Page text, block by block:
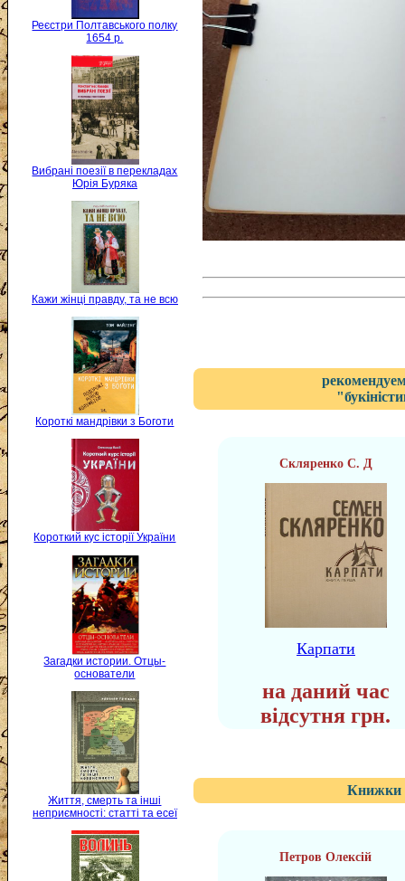
Реєстри Полтавського полку
1654 р.
Вибрані поезії в перекладах
Юрія Буряка
Кажи жінці правду, та не всю
Короткі мандрівки з Боготи
Короткий кус історії України
Загадки истории. Отцы-
основатели
Життя, смерть та інші
неприємності: статті та есеї
Скляренко С. Д
Карпати
на даний час
відсутня грн.
Книжки
Петров Олексій